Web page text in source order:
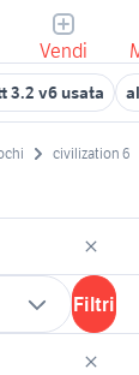
Vendi
3.2 v6 usata
civilization 6
Filtri